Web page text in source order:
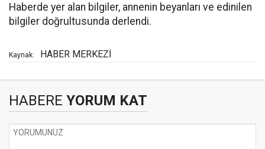
Haberde yer alan bilgiler, annenin beyanları ve edinilen
bilgiler doğrultusunda derlendi.
Kaynak: HABER MERKEZİ
HABERE YORUM KAT